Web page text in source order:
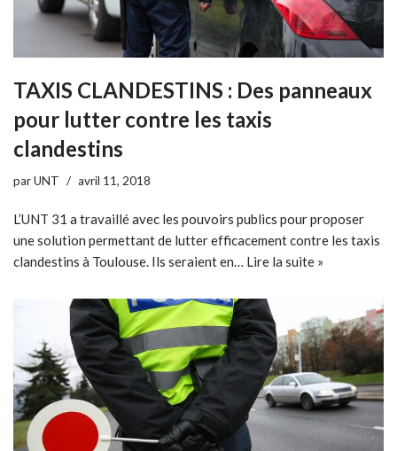
TAXIS CLANDESTINS : Des panneaux
pour lutter contre les taxis
clandestins
parUNT avril 11, 2018
L’UNT 31 a travaillé avec les pouvoirs publics pour proposer
une solution permettant de lutter efficacement contre les taxis
clandestins à Toulouse. Ils seraient en… Lire la suite »